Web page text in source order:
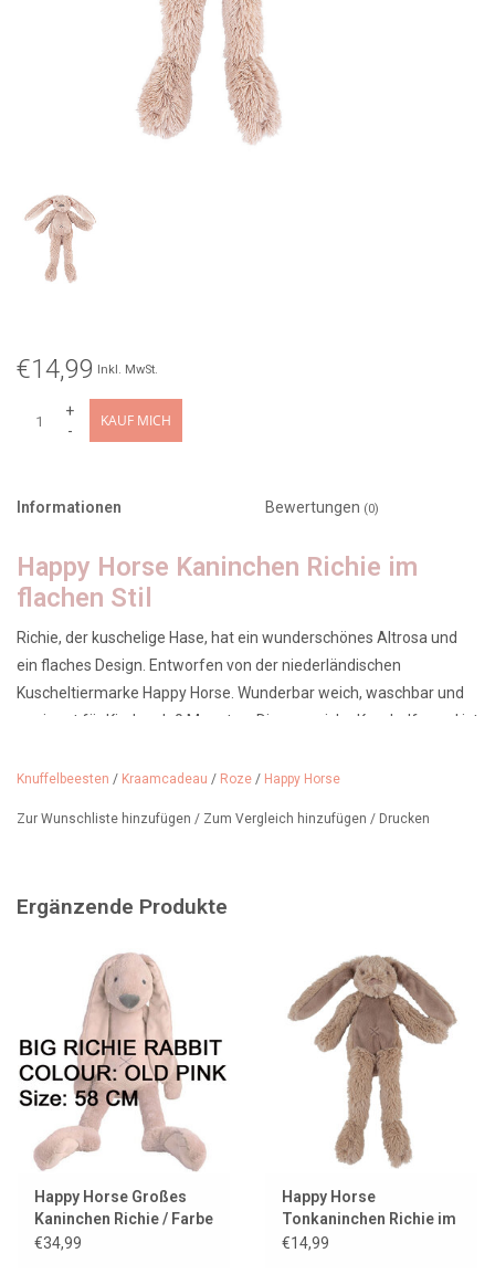
€14,99 Inkl. MwSt.
+
-
KAUF MICH
Informationen Bewertungen (0)
Happy Horse Kaninchen Richie im
flachen Stil
Richie, der kuschelige Hase, hat ein wunderschönes Altrosa und
ein flaches Design. Entworfen von der niederländischen
Kuscheltiermarke Happy Horse. Wunderbar weich, waschbar und
geeignet für Kinder ab 0 Monaten. Dieser weiche Kuschelfreund ist
kostenlosen Geschenkservice an, bei dem Sie aus verschiedenen
gestalten können. Sie können auch eine Karte hinzufügen, und
Größe: 27 cm
Knuffelbeesten / Kraamcadeau / Roze / Happy Horse
Zur Wunschliste hinzufügen / Zum Vergleich hinzufügen / Drucken
Ergänzende Produkte
Happy Horse Großes
Kaninchen Richie / Farbe
altrosa / 58 cm
€34,99
Happy Horse
Tonkaninchen Richie im
flachen Stil
€14,99